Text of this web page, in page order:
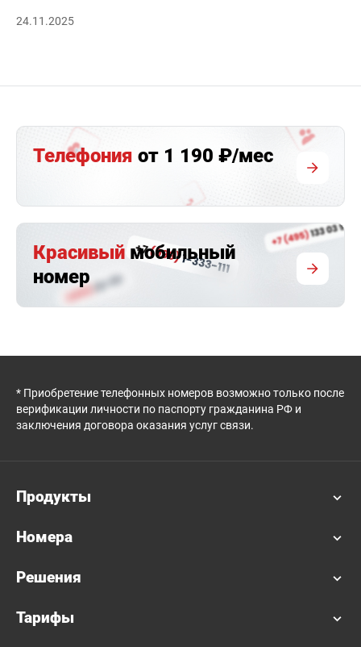
24.11.2025
Телефония от 1 190 ₽/мес
Красивый мобильный
номер
* Приобретение телефонных номеров возможно только после
верификации личности по паспорту гражданина РФ и
заключения договора оказания услуг связи.
Продукты
Номера
Решения
Тарифы